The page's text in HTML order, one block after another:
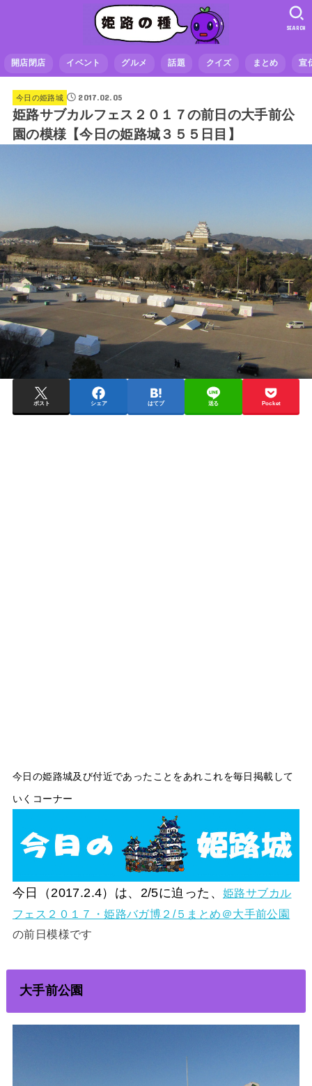
開店閉店 イベント グルメ 話題 クイズ まとめ 宣
SEARCH
今日の姫路城 2017.02.05
姫路サブカルフェス２０１７の前日の大手前公
園の模様【今日の姫路城３５５日目】
ポスト シェア はてブ 送る Pocket
今日の姫路城及び付近であったことをあれこれを毎日掲載して
いくコーナー
今日（2017.2.4）は、2/5に迫った、 姫路サブカル
フェス２０１７・姫路バガ博２/５まとめ＠大手前公園
の前日模様です
大手前公園